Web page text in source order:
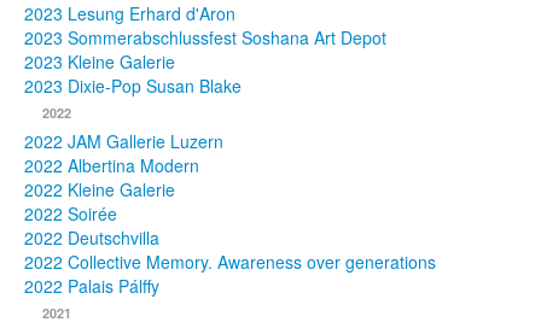
Presse
Publikationen
Texte
Sammlungen
2023 Lesung Erhard d'Aron
2023 Sommerabschlussfest Soshana Art Depot
2023 Kleine Galerie
2023 Dixie-Pop Susan Blake
2022
2022 JAM Gallerie Luzern
2022 Albertina Modern
2022 Kleine Galerie
2022 Soirée
2022 Deutschvilla
2022 Collective Memory. Awareness over generations
2022 Palais Pálffy
2021